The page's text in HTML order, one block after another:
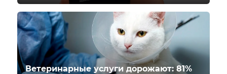
Ветеринарные услуги дорожают: 81%